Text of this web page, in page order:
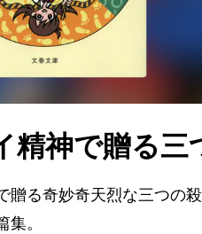
精神で贈る三
る奇妙奇天烈な三つの殺
集。